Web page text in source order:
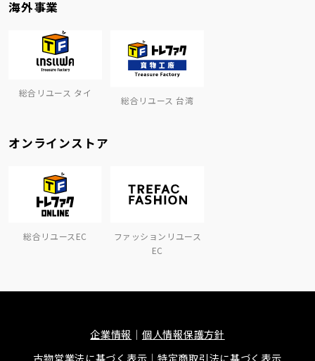
海外事業
総合リユース タイ
総合リユース 台湾
オンラインストア
総合リユースEC
ファッションリユース
EC
企業情報
個人情報保護方針
古物営業法に基づく表示
特定商取引法に基づく表示